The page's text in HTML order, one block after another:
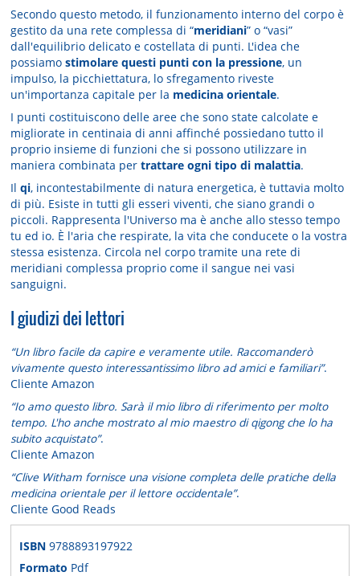
Secondo questo metodo, il funzionamento interno del corpo è
gestito da una rete complessa di “meridiani” o “vasi”
dall'equilibrio delicato e costellata di punti. L'idea che
possiamostimolare questi punti con la pressione, un
impulso, la picchiettatura, lo sfregamento riveste
un'importanza capitale per la medicina orientale.
I punti costituiscono delle aree che sono state calcolate e
migliorate in centinaia di anni affinché possiedano tutto il
proprio insieme di funzioni che si possono utilizzare in
maniera combinata pertrattare ogni tipo di malattia.
Ilqi, incontestabilmente di natura energetica, è tuttavia molto
di più. Esiste in tutti gli esseri viventi, che siano grandi o
piccoli. Rappresenta l'Universo ma è anche allo stesso tempo
tu ed io. È l'aria che respirate, la vita che conducete o la vostra
stessa esistenza. Circola nel corpo tramite una rete di
meridiani complessa proprio come il sangue nei vasi
sanguigni.
I giudizi dei lettori
“Un libro facile da capire e veramente utile. Raccomanderò
vivamente questo interessantissimo libro ad amici e familiari”.
Cliente Amazon
“Io amo questo libro. Sarà il mio libro di riferimento per molto
tempo. L'ho anche mostrato al mio maestro di qigong che lo ha
subito acquistato”.
Cliente Amazon
“Clive Witham fornisce una visione completa delle pratiche della
medicina orientale per il lettore occidentale”.
Cliente Good Reads
ISBN9788893197922
Formato Pdf